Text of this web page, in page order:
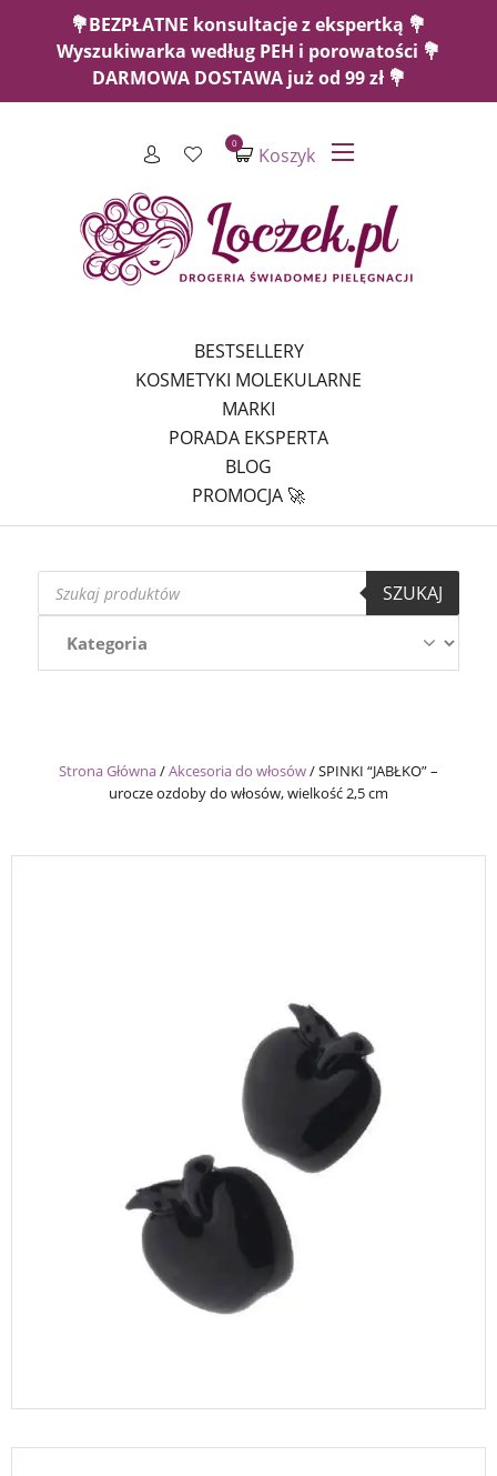
💐BEZPŁATNE konsultacje z ekspertką 💐
Wyszukiwarka według PEH i porowatości 💐
DARMOWA DOSTAWA już od 99 zł 💐
Koszyk
0
BESTSELLERY
KOSMETYKI MOLEKULARNE
MARKI
PORADA EKSPERTA
BLOG
PROMOCJA 🚀
Wyszukiwarka
produktów
SZUKAJ
Strona Główna/Akcesoria do włosów/SPINKI “JABŁKO” –
urocze ozdoby do włosów, wielkość 2,5 cm